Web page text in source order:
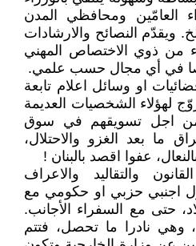
العامّين ومحافظي المدن
ويقدّم النصائح والارشادات
من ذوي الاختصاص المهني
في أي مجال حسب علمي.
او وسائل اعلام تابعة
لهؤلاء الشخصيات العديمة
من اجل تسويقهم في سوق
ما بعد الغزو والاحتلال،
عفوا اقصد بالبنان !
والتقاليد والاعراف
اجنبي حزبي او حكومي مع
حتى مع السفراء الأجانب.
وهي نادرا ما تحصل، فتتم